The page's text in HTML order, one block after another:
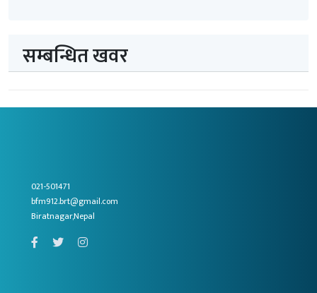
सम्बन्धित खवर
021-501471
bfm912.brt@gmail.com
Biratnagar,Nepal